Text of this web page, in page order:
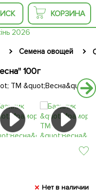
КОРЗИНА
Семена овощей
100г
Нет в наличии